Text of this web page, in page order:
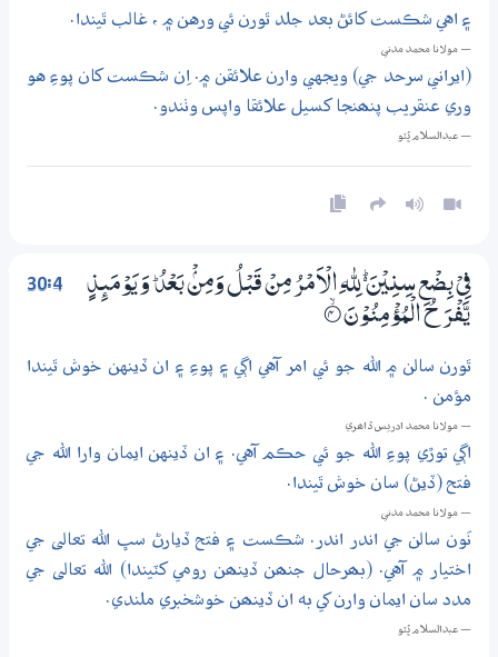
۽ اهي شڪست کائڻ بعد جلد ٿورن ئي ورهن ۾ ، غالب ٿيندا.
— مولانا محمد مدني
(ايراني سرحد جي) ويجهي وارن علائقن ۾. اِن شڪست کان پوءِ هو
وري عنقريب پنھنجا کسيل علائقا واپس وٺندو.
— عبدالسلام ڀُٽو
30:4
فِيْ بِضْعِ سِنِيْنَ ڛ لِلّٰهِ الْاَمْرُ مِنْ قَبْلُ وَمِنْۢ بَعْدُ ۭ وَيَوْمَىِٕذٍ
يَّفْرَحُ الْمُؤْمِنُوْنَ 4‏۝ۙ
ٿورن سالن ۾ الله جو ئي امر آهي اڳي ۽ پوءِ ۽ ان ڏينهن خوش ٿيندا
مؤمن .
— مولانا محمد ادريس ڏاھري
اڳي توڙي پوءِ الله جو ئي حڪم آهي. ۽ ان ڏينهن ايمان وارا الله جي
فتح (ڏيڻ) سان خوش ٿيندا.
— مولانا محمد مدني
نَون سالن جي اندر اندر. شڪست ۽ فتح ڏيارڻ سڀ الله تعالى جي
اختيار ۾ آهي. (بھرحال جنھن ڏينھن رومي کٽيندا) الله تعالى جي
مدد سان ايمان وارن کي به ان ڏينھن خوشخبري ملندي.
— عبدالسلام ڀُٽو